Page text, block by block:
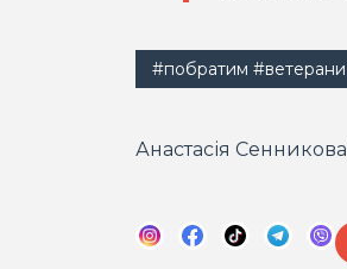
#побратим #ветерани
Анастасія Сенникова